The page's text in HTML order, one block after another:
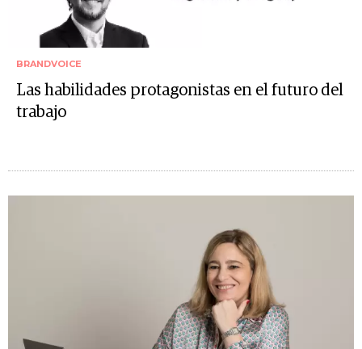
BRANDVOICE
Las habilidades protagonistas en el futuro del
trabajo